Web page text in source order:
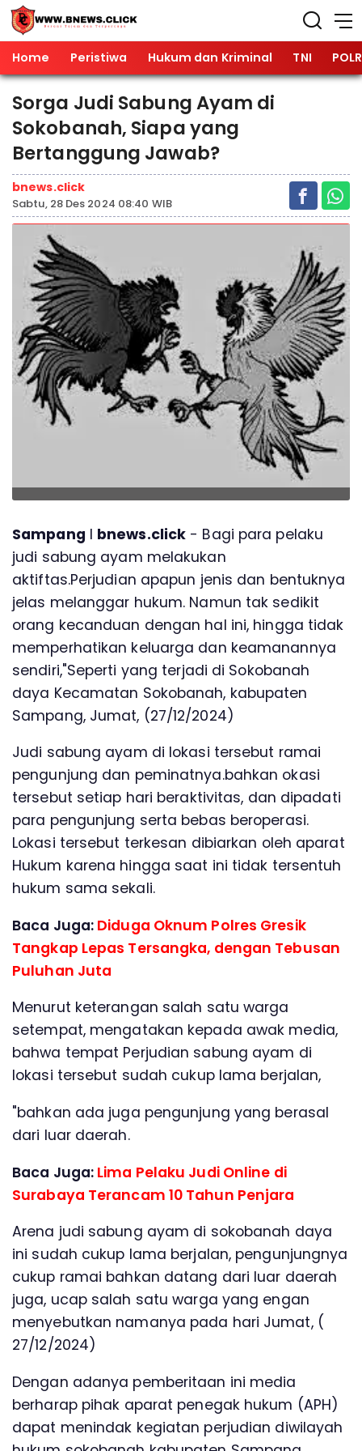
Home Peristiwa Hukum dan Kriminal TNI
Sorga Judi Sabung Ayam di
Sokobanah, Siapa yang
Bertanggung Jawab?
bnews.click
Sabtu, 28 Des 2024 08:40 WIB
Sampang l bnews.click - Bagi para pelaku
judi sabung ayam melakukan
aktiftas.Perjudian apapun jenis dan bentuknya
jelas melanggar hukum. Namun tak sedikit
orang kecanduan dengan hal ini, hingga tidak
memperhatikan keluarga dan keamanannya
sendiri,"Seperti yang terjadi di Sokobanah
daya Kecamatan Sokobanah, kabupaten
Sampang, Jumat, (27/12/2024)
Judi sabung ayam di lokasi tersebut ramai
pengunjung dan peminatnya.bahkan okasi
tersebut setiap hari beraktivitas, dan dipadati
para pengunjung serta bebas beroperasi.
Lokasi tersebut terkesan dibiarkan oleh aparat
Hukum karena hingga saat ini tidak tersentuh
hukum sama sekali.
Baca Juga: Diduga Oknum Polres Gresik
Tangkap Lepas Tersangka, dengan Tebusan
Puluhan Juta
Menurut keterangan salah satu warga
setempat, mengatakan kepada awak media,
bahwa tempat Perjudian sabung ayam di
lokasi tersebut sudah cukup lama berjalan,
"bahkan ada juga pengunjung yang berasal
dari luar daerah.
Baca Juga: Lima Pelaku Judi Online di
Surabaya Terancam 10 Tahun Penjara
Arena judi sabung ayam di sokobanah daya
ini sudah cukup lama berjalan, pengunjungnya
cukup ramai bahkan datang dari luar daerah
juga, ucap salah satu warga yang engan
menyebutkan namanya pada hari Jumat, (
27/12/2024)
Dengan adanya pemberitaan ini media
berharap pihak aparat penegak hukum (APH)
dapat menindak kegiatan perjudian diwilayah